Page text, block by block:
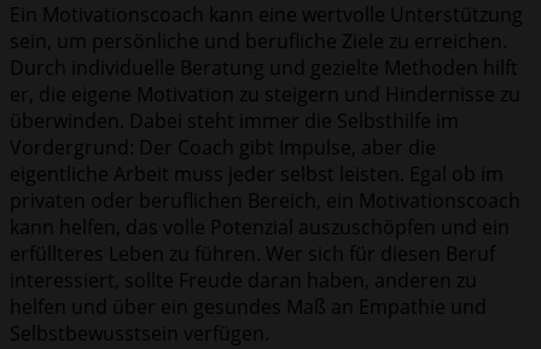
Ein Motivationscoach kann eine wertvolle Unterstützung
sein, um persönliche und berufliche Ziele zu erreichen.
Durch individuelle Beratung und gezielte Methoden hilft
er, die eigene Motivation zu steigern und Hindernisse zu
überwinden. Dabei steht immer die Selbsthilfe im
Vordergrund: Der Coach gibt Impulse, aber die
eigentliche Arbeit muss jeder selbst leisten. Egal ob im
privaten oder beruflichen Bereich, ein Motivationscoach
kann helfen, das volle Potenzial auszuschöpfen und ein
erfüllteres Leben zu führen. Wer sich für diesen Beruf
interessiert, sollte Freude daran haben, anderen zu
helfen und über ein gesundes Maß an Empathie und
Selbstbewusstsein verfügen.